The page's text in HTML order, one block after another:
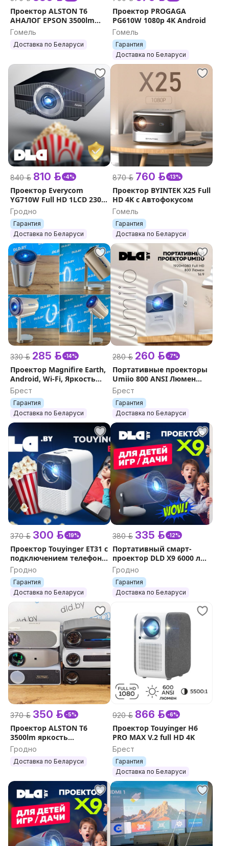
USB формат мультимедиа
Формат фильма:
MPG, AV, TS, MOV, MKV, DAT, MP4, VOB/1080 P.
Поддерживаемые форматы аудио:
MP3, WMA, AAC, M4a (aac), AC
Более подробная информация в нашем интернет-
магазине: DLD.by
Проектор ALSTON T6
АНАЛОГ EPSON 3500lm
Full HD4k
Гомель
Доставка по Беларуси
Проектор PROGAGA
PG610W 1080p 4K Android
Гомель
Гарантия
Доставка по Беларуси
840 р. 810 р. -4%
Проектор Everycom
YG710W Full HD 1LCD 2300
люмен Android
Гродно
Гарантия
Доставка по Беларуси
870 р. 760 р. -13%
Проектор BYINTEK X25 Full
HD 4K с Автофокусом
Гомель
Гарантия
Доставка по Беларуси
330 р. 285 р. -14%
Проектор Magnifire Earth,
Android, Wi-Fi, Яркость
7000 люмен, Full HD
контент
Брест
Гарантия
Доставка по Беларуси
280 р. 260 р. -7%
Портативные проекторы
Umiio 800 ANSI Люмен
max 1080p
Брест
Гарантия
Доставка по Беларуси
370 р. 300 р. -19%
Проектор Touyinger ET31 с
подключением телефона
яркий
Гродно
Гарантия
Доставка по Беларуси
380 р. 335 р. -12%
Портативный смарт-
проектор DLD X9 6000 лм.
Android Xiaomi Wanbo
Гродно
Гарантия
Доставка по Беларуси
370 р. 350 р. -5%
Проектор ALSTON T6
3500lm яркость
FullHD+подарок
Гродно
Доставка по Беларуси
920 р. 866 р. -6%
Проектор Touyinger H6
PRO MAX V.2 full HD 4K
Брест
Гарантия
Доставка по Беларуси